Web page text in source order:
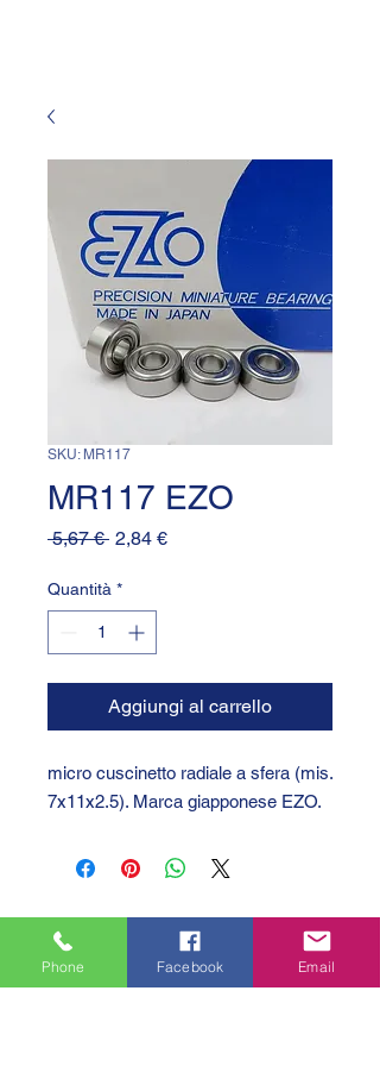
SKU: MR117
MR117 EZO
5,67 € Prezzo
2,84 €Prezzo
Quantità *
Aggiungi al carrello
micro cuscinetto radiale a sfera (mis.
7x11x2.5). Marca giapponese EZO.
Phone Facebook Email